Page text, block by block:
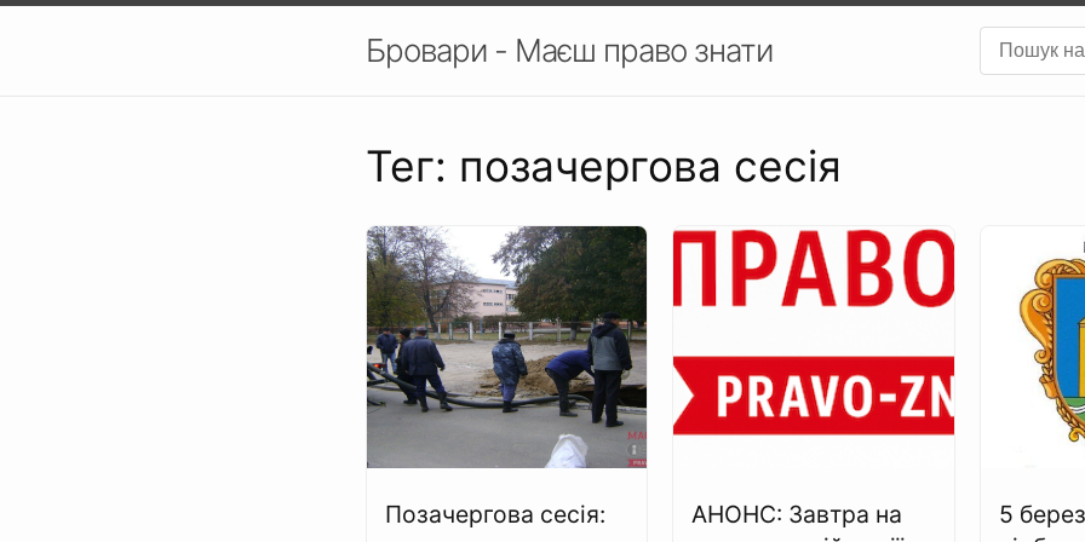
Бровари - Маєш право знати
Тег: позачергова сесія
Позачергова сесія:
АНОНС: Завтра на
5